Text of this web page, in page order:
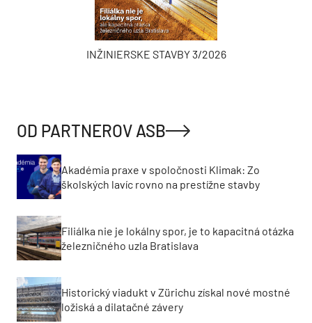
INŽINIERSKE STAVBY 3/2026
OD PARTNEROV ASB
Akadémia praxe v spoločnosti Klimak: Zo
školských lavíc rovno na prestížne stavby
Filiálka nie je lokálny spor, je to kapacitná otázka
železničného uzla Bratislava
Historický viadukt v Zürichu získal nové mostné
ložiská a dilatačné závery